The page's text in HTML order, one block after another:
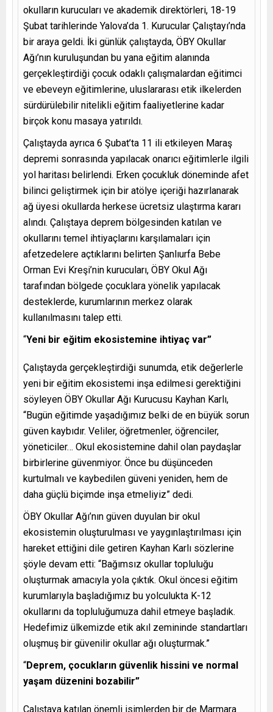
okulların kurucuları ve akademik direktörleri, 18-19
Şubat tarihlerinde Yalova’da 1. Kurucular Çalıştayı’nda
bir araya geldi. İki günlük çalıştayda, ÖBY Okullar
Ağı’nın kuruluşundan bu yana eğitim alanında
gerçekleştirdiği çocuk odaklı çalışmalardan eğitimci
ve ebeveyn eğitimlerine, uluslararası etik ilkelerden
sürdürülebilir nitelikli eğitim faaliyetlerine kadar
birçok konu masaya yatırıldı.
Çalıştayda ayrıca 6 Şubat’ta 11 ili etkileyen Maraş
depremi sonrasında yapılacak onarıcı eğitimlerle ilgili
yol haritası belirlendi. Erken çocukluk döneminde afet
bilinci geliştirmek için bir atölye içeriği hazırlanarak
ağ üyesi okullarda herkese ücretsiz ulaştırma kararı
alındı. Çalıştaya deprem bölgesinden katılan ve
okullarını temel ihtiyaçlarını karşılamaları için
afetzedelere açtıklarını belirten Şanlıurfa Bebe
Orman Evi Kreşi’nin kurucuları, ÖBY Okul Ağı
tarafından bölgede çocuklara yönelik yapılacak
desteklerde, kurumlarının merkez olarak
kullanılmasını talep etti.
“Yeni bir eğitim ekosistemine ihtiyaç var”
Çalıştayda gerçekleştirdiği sunumda, etik değerlerle
yeni bir eğitim ekosistemi inşa edilmesi gerektiğini
söyleyen ÖBY Okullar Ağı Kurucusu Kayhan Karlı,
“Bugün eğitimde yaşadığımız belki de en büyük sorun
güven kaybıdır. Veliler, öğretmenler, öğrenciler,
yöneticiler… Okul ekosistemine dahil olan paydaşlar
birbirlerine güvenmiyor. Önce bu düşünceden
kurtulmalı ve kaybedilen güveni yeniden, hem de
daha güçlü biçimde inşa etmeliyiz” dedi.
ÖBY Okullar Ağı’nın güven duyulan bir okul
ekosistemin oluşturulması ve yaygınlaştırılması için
hareket ettiğini dile getiren Kayhan Karlı sözlerine
şöyle devam etti: “Bağımsız okullar topluluğu
oluşturmak amacıyla yola çıktık. Okul öncesi eğitim
kurumlarıyla başladığımız bu yolculukta K-12
okullarını da topluluğumuza dahil etmeye başladık.
Hedefimiz ülkemizde etik akıl zemininde standartları
oluşmuş bir güvenilir okullar ağı oluşturmak.”
“Deprem, çocukların güvenlik hissini ve normal
yaşam düzenini bozabilir”
Çalıştaya katılan önemli isimlerden bir de Marmara